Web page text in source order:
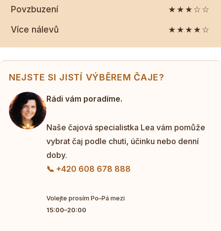
Povzbuzení ★★★☆☆
Více nálevů ★★★★☆
NEJSTE SI JISTÍ VÝBĚREM ČAJE?
Rádi vám poradíme.
Naše čajová specialistka Lea vám pomůže
vybrat čaj podle chuti, účinku nebo denní
doby.
📞 +420 608 678 888
Volejte prosím Po–Pá mezi
15:00–20:00